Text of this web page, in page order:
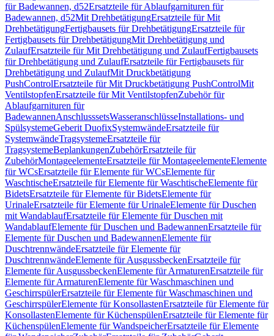
für Badewannen, d52Ersatzteile für Ablaufgarnituren für
Badewannen, d52Mit DrehbetätigungErsatzteile für Mit
DrehbetätigungFertigbausets für DrehbetätigungErsatzteile für
Fertigbausets für DrehbetätigungMit Drehbetätigung und
ZulaufErsatzteile für Mit Drehbetätigung und ZulaufFertigbausets
für Drehbetätigung und ZulaufErsatzteile für Fertigbausets für
Drehbetätigung und ZulaufMit Druckbetätigung
PushControlErsatzteile für Mit Druckbetätigung PushControlMit
VentilstopfenErsatzteile für Mit VentilstopfenZubehör für
Ablaufgarnituren für
BadewannenAnschlusssetsWasseranschlüsseInstallations- und
SpülsystemeGeberit DuofixSystemwändeErsatzteile für
SystemwändeTragsystemeErsatzteile für
TragsystemeBeplankungenZubehörErsatzteile für
ZubehörMontageelementeErsatzteile für MontageelementeElemente
für WCsErsatzteile für Elemente für WCsElemente für
WaschtischeErsatzteile für Elemente für WaschtischeElemente für
BidetsErsatzteile für Elemente für BidetsElemente für
UrinaleErsatzteile für Elemente für UrinaleElemente für Duschen
mit WandablaufErsatzteile für Elemente für Duschen mit
WandablaufElemente für Duschen und BadewannenErsatzteile für
Elemente für Duschen und BadewannenElemente für
DuschtrennwändeErsatzteile für Elemente für
DuschtrennwändeElemente für AusgussbeckenErsatzteile für
Elemente für AusgussbeckenElemente für ArmaturenErsatzteile für
Elemente für ArmaturenElemente für Waschmaschinen und
GeschirrspülerErsatzteile für Elemente für Waschmaschinen und
GeschirrspülerElemente für KonsollastenErsatzteile für Elemente für
KonsollastenElemente für KüchenspülenErsatzteile für Elemente für
KüchenspülenElemente für WandspeicherErsatzteile für Elemente